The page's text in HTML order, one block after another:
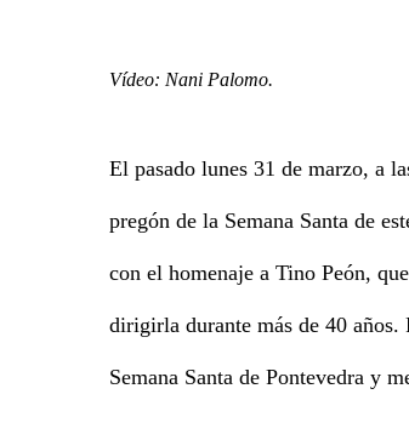
Vídeo: Nani Palomo.
El pasado lunes 31 de marzo, a
pregón de la Semana Santa de
con el homenaje a Tino Peón,
dirigirla durante más de 40
Semana Santa de Pontevedra y